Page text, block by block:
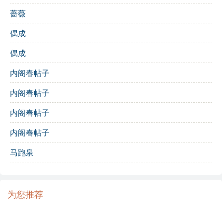
蔷薇
偶成
偶成
内阁春帖子
内阁春帖子
内阁春帖子
内阁春帖子
马跑泉
为您推荐
《句其二》通过简短的两句诗，生动地描绘出一个奢华
的场景，展现了繁华的物质生活。诗中“横陈皆锦绣”一
句，给人一种鲜明的视觉冲击，让人仿佛置身于一个色
彩斑斓、华丽无比的环境。锦绣的布料象征着精致与美
丽，暗示着生活的富足与多彩。而“器皿尽金玉”则进一步
强化了这一奢华的形象，金玉器皿不仅是财富的象征，
更是身份与地位的表现。
这种对物质的描绘，有可能反映了诗人对社会风气的观
察与思考。在追求物质享受的同时，诗人或许也在隐隐
表达对这种奢华生活的思考，暗示着人们内心对于真正
幸福的渴望与追求。整个诗篇虽短，却透出深刻的社会
观察与人生哲理，使人思考物质与精神的关系。